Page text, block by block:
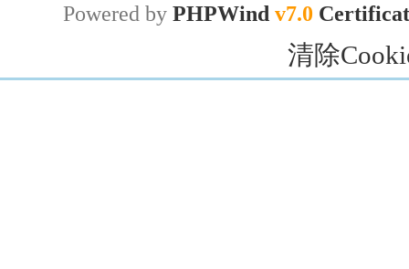
Powered by PHPWind v7.0
清除